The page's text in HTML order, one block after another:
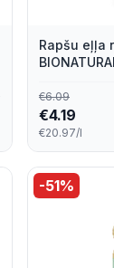
Rapšu eļļa
€6.09
€4.19
€20.97/l
-51%